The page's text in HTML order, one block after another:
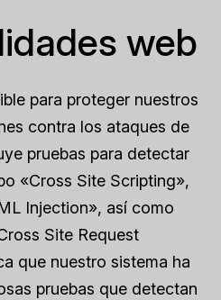
web
para proteger nuestros
contra los ataques de
pruebas para detectar
«Cross Site Scripting»,
Injection», así como
Site Request
que nuestro sistema ha
pruebas que detectan